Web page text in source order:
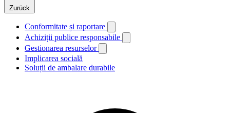
Zurück
Conformitate și raportare
Achiziții publice responsabile
Gestionarea resurselor
Implicarea socială
Soluții de ambalare durabile